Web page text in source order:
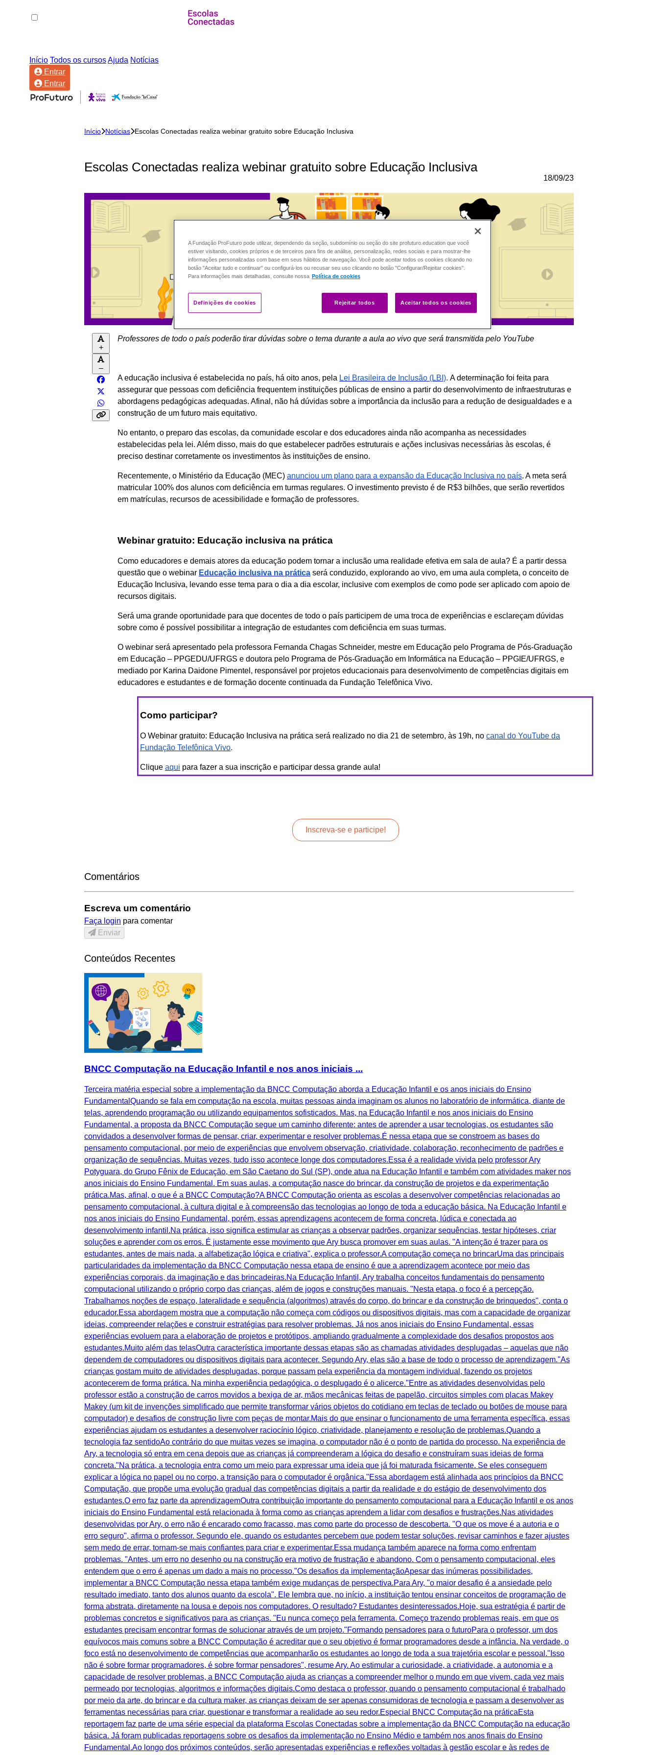
Início Todos os cursosAjuda Notícias
Entrar
Entrar
Início Notícias Escolas Conectadas realiza webinar gratuito sobre Educação Inclusiva
Escolas Conectadas realiza webinar gratuito sobre Educação Inclusiva
18/09/23
+
–
Professores de todo o país poderão tirar dúvidas sobre o tema durante a aula ao vivo que será transmitida pelo YouTube
A educação inclusiva é estabelecida no país, há oito anos, pela Lei Brasileira de Inclusão (LBI). A determinação foi feita para
assegurar que pessoas com deficiência frequentem instituições públicas de ensino a partir do desenvolvimento de infraestruturas e
abordagens pedagógicas adequadas. Afinal, não há dúvidas sobre a importância da inclusão para a redução de desigualdades e a
construção de um futuro mais equitativo.
No entanto, o preparo das escolas, da comunidade escolar e dos educadores ainda não acompanha as necessidades
estabelecidas pela lei. Além disso, mais do que estabelecer padrões estruturais e ações inclusivas necessárias às escolas, é
preciso destinar corretamente os investimentos às instituições de ensino.
Recentemente, o Ministério da Educação (MEC) anunciou um plano para a expansão da Educação Inclusiva no país. A meta será
matricular 100% dos alunos com deficiência em turmas regulares. O investimento previsto é de R$3 bilhões, que serão revertidos
em matrículas, recursos de acessibilidade e formação de professores.
Webinar gratuito: Educação inclusiva na prática
Como educadores e demais atores da educação podem tornar a inclusão uma realidade efetiva em sala de aula? É a partir dessa
questão que o webinar Educação inclusiva na prática será conduzido, explorando ao vivo, em uma aula completa, o conceito de
Educação Inclusiva, levando esse tema para o dia a dia escolar, inclusive com exemplos de como pode ser aplicado com apoio de
recursos digitais.
Será uma grande oportunidade para que docentes de todo o país participem de uma troca de experiências e esclareçam dúvidas
sobre como é possível possibilitar a integração de estudantes com deficiência em suas turmas.
O webinar será apresentado pela professora Fernanda Chagas Schneider, mestre em Educação pelo Programa de Pós-Graduação
em Educação – PPGEDU/UFRGS e doutora pelo Programa de Pós-Graduação em Informática na Educação – PPGIE/UFRGS, e
mediado por Karina Daidone Pimentel, responsável por projetos educacionais para desenvolvimento de competências digitais em
educadores e estudantes e de formação docente continuada da Fundação Telefônica Vivo.
Como participar?
O Webinar gratuito: Educação Inclusiva na prática será realizado no dia 21 de setembro, às 19h, no canal do YouTube da
Fundação Telefônica Vivo.
Clique aqui para fazer a sua inscrição e participar dessa grande aula!
Inscreva-se e participe!
Comentários
Escreva um comentário
Faça login para comentar
Enviar
Conteúdos Recentes
BNCC Computação na Educação Infantil e nos anos iniciais ...
Terceira matéria especial sobre a implementação da BNCC Computação aborda a Educação Infantil e os anos iniciais do Ensino
FundamentalQuando se fala em computação na escola, muitas pessoas ainda imaginam os alunos no laboratório de informática, diante de
telas, aprendendo programação ou utilizando equipamentos sofisticados. Mas, na Educação Infantil e nos anos iniciais do Ensino
Fundamental, a proposta da BNCC Computação segue um caminho diferente: antes de aprender a usar tecnologias, os estudantes são
convidados a desenvolver formas de pensar, criar, experimentar e resolver problemas.É nessa etapa que se constroem as bases do
pensamento computacional, por meio de experiências que envolvem observação, criatividade, colaboração, reconhecimento de padrões e
organização de sequências. Muitas vezes, tudo isso acontece longe dos computadores.Essa é a realidade vivida pelo professor Ary
Potyguara, do Grupo Fênix de Educação, em São Caetano do Sul (SP), onde atua na Educação Infantil e também com atividades maker nos
anos iniciais do Ensino Fundamental. Em suas aulas, a computação nasce do brincar, da construção de projetos e da experimentação
prática.Mas, afinal, o que é a BNCC Computação?A BNCC Computação orienta as escolas a desenvolver competências relacionadas ao
pensamento computacional, à cultura digital e à compreensão das tecnologias ao longo de toda a educação básica. Na Educação Infantil e
nos anos iniciais do Ensino Fundamental, porém, essas aprendizagens acontecem de forma concreta, lúdica e conectada ao
desenvolvimento infantil.Na prática, isso significa estimular as crianças a observar padrões, organizar sequências, testar hipóteses, criar
soluções e aprender com os erros. É justamente esse movimento que Ary busca promover em suas aulas. "A intenção é trazer para os
estudantes, antes de mais nada, a alfabetização lógica e criativa", explica o professor.A computação começa no brincarUma das principais
particularidades da implementação da BNCC Computação nessa etapa de ensino é que a aprendizagem acontece por meio das
experiências corporais, da imaginação e das brincadeiras.Na Educação Infantil, Ary trabalha conceitos fundamentais do pensamento
computacional utilizando o próprio corpo das crianças, além de jogos e construções manuais. "Nesta etapa, o foco é a percepção.
Trabalhamos noções de espaço, lateralidade e sequência (algoritmos) através do corpo, do brincar e da construção de brinquedos", conta o
educador.Essa abordagem mostra que a computação não começa com códigos ou dispositivos digitais, mas com a capacidade de organizar
ideias, compreender relações e construir estratégias para resolver problemas. Já nos anos iniciais do Ensino Fundamental, essas
experiências evoluem para a elaboração de projetos e protótipos, ampliando gradualmente a complexidade dos desafios propostos aos
estudantes.Muito além das telasOutra característica importante dessas etapas são as chamadas atividades desplugadas – aquelas que não
dependem de computadores ou dispositivos digitais para acontecer. Segundo Ary, elas são a base de todo o processo de aprendizagem."As
crianças gostam muito de atividades desplugadas, porque passam pela experiência da montagem individual, fazendo os projetos
acontecerem de forma prática. Na minha experiência pedagógica, o desplugado é o alicerce."Entre as atividades desenvolvidas pelo
professor estão a construção de carros movidos a bexiga de ar, mãos mecânicas feitas de papelão, circuitos simples com placas Makey
Makey (um kit de invenções simplificado que permite transformar vários objetos do cotidiano em teclas de teclado ou botões de mouse para
computador) e desafios de construção livre com peças de montar.Mais do que ensinar o funcionamento de uma ferramenta específica, essas
experiências ajudam os estudantes a desenvolver raciocínio lógico, criatividade, planejamento e resolução de problemas.Quando a
tecnologia faz sentidoAo contrário do que muitas vezes se imagina, o computador não é o ponto de partida do processo. Na experiência de
Ary, a tecnologia só entra em cena depois que as crianças já compreenderam a lógica do desafio e construíram suas ideias de forma
concreta."Na prática, a tecnologia entra como um meio para expressar uma ideia que já foi maturada fisicamente. Se eles conseguem
explicar a lógica no papel ou no corpo, a transição para o computador é orgânica."Essa abordagem está alinhada aos princípios da BNCC
Computação, que propõe uma evolução gradual das competências digitais a partir da realidade e do estágio de desenvolvimento dos
estudantes.O erro faz parte da aprendizagemOutra contribuição importante do pensamento computacional para a Educação Infantil e os anos
iniciais do Ensino Fundamental está relacionada à forma como as crianças aprendem a lidar com desafios e frustrações.Nas atividades
desenvolvidas por Ary, o erro não é encarado como fracasso, mas como parte do processo de descoberta. "O que os move é a autoria e o
erro seguro", afirma o professor. Segundo ele, quando os estudantes percebem que podem testar soluções, revisar caminhos e fazer ajustes
sem medo de errar, tornam-se mais confiantes para criar e experimentar.Essa mudança também aparece na forma como enfrentam
problemas. "Antes, um erro no desenho ou na construção era motivo de frustração e abandono. Com o pensamento computacional, eles
entendem que o erro é apenas um dado a mais no processo."Os desafios da implementaçãoApesar das inúmeras possibilidades,
implementar a BNCC Computação nessa etapa também exige mudanças de perspectiva.Para Ary, "o maior desafio é a ansiedade pelo
resultado imediato, tanto dos alunos quanto da escola". Ele lembra que, no início, a instituição tentou ensinar conceitos de programação de
forma abstrata, diretamente na lousa e depois nos computadores. O resultado? Estudantes desinteressados.Hoje, sua estratégia é partir de
problemas concretos e significativos para as crianças. "Eu nunca começo pela ferramenta. Começo trazendo problemas reais, em que os
estudantes precisam encontrar formas de solucionar através de um projeto."Formando pensadores para o futuroPara o professor, um dos
equívocos mais comuns sobre a BNCC Computação é acreditar que o seu objetivo é formar programadores desde a infância. Na verdade, o
foco está no desenvolvimento de competências que acompanharão os estudantes ao longo de toda a sua trajetória escolar e pessoal."Isso
não é sobre formar programadores, é sobre formar pensadores", resume Ary. Ao estimular a curiosidade, a criatividade, a autonomia e a
capacidade de resolver problemas, a BNCC Computação ajuda as crianças a compreender melhor o mundo em que vivem, cada vez mais
permeado por tecnologias, algoritmos e informações digitais.Como destaca o professor, quando o pensamento computacional é trabalhado
por meio da arte, do brincar e da cultura maker, as crianças deixam de ser apenas consumidoras de tecnologia e passam a desenvolver as
ferramentas necessárias para criar, questionar e transformar a realidade ao seu redor.Especial BNCC Computação na práticaEsta
reportagem faz parte de uma série especial da plataforma Escolas Conectadas sobre a implementação da BNCC Computação na educação
básica. Já foram publicadas reportagens sobre os desafios da implementação no Ensino Médio e também nos anos finais do Ensino
Fundamental.Ao longo dos próximos conteúdos, serão apresentadas experiências e reflexões voltadas à gestão escolar e às redes de
A Fundação ProFuturo pode utilizar, dependendo da seção, subdomínio ou seção do site profuturo.education que você
estiver visitando, cookies próprios e de terceiros para fins de análise, personalização, redes sociais e para mostrar-lhe
informações personalizadas com base em seus hábitos de navegação. Você pode aceitar todos os cookies clicando no
botão "Aceitar tudo e continuar" ou configurá-los ou recusar seu uso clicando no botão "Configurar/Rejeitar cookies".
Para informações mais detalhadas, consulte nossa Política de cookies
Definições de cookies Rejeitar todos Aceitar todos os cookies